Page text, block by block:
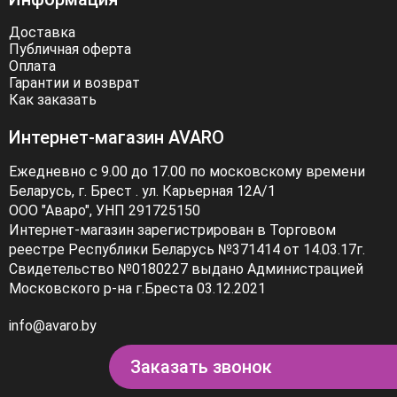
Доставка
Публичная оферта
Оплата
Гарантии и возврат
Как заказать
Интернет-магазин AVARO
Ежедневно с 9.00 до 17.00 по московскому времени
Беларусь, г. Брест . ул. Карьерная 12А/1
ООО "Аваро", УНП 291725150
Интернет-магазин зарегистрирован в Торговом
реестре Республики Беларусь №371414 от 14.03.17г.
Свидетельство №0180227 выдано Администрацией
Московского р-на г.Бреста 03.12.2021
info@avaro.by
Заказать звонок